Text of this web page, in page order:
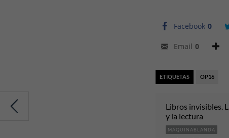
Facebook 0
Email 0
ETIQUETAS OP16
Libros invisibles.
y la lectura
MÁQUINABLANDA